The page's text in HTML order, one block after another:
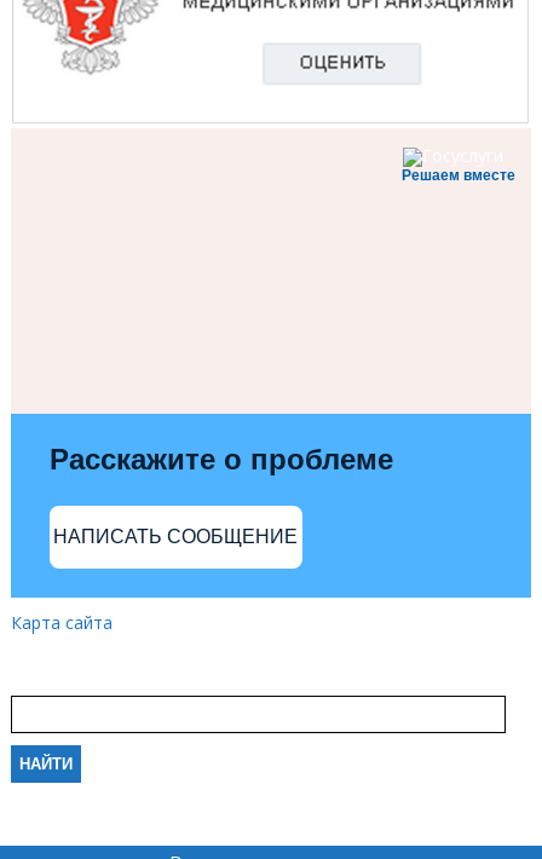
Решаем вместе
Расскажите о проблеме
НАПИСАТЬ СООБЩЕНИЕ
Карта сайта